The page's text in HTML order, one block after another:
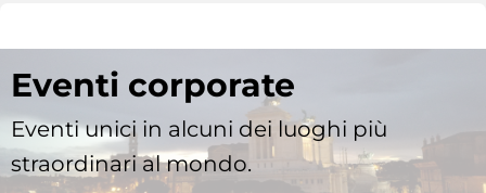
Eventi corporate
Eventi unici in alcuni dei luoghi più
straordinari al mondo.